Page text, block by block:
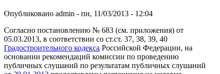
Опубликовано admin - пн, 11/03/2013 - 12:04
Согласно постановлению № 683 (см. приложения) от
05.03.2013, в соответствии со ст.ст. 37, 38, 39, 40
Градостроительного кодекса Российской Федерации, на
основании рекомендаций комиссии по проведению
публичных слушаний по результатам публичных слушаний